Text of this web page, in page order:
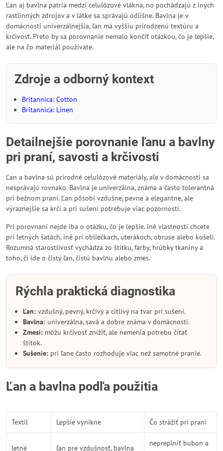
Ľan aj bavlna patria medzi celulózové vlákna, no pochádzajú z iných
rastlinných zdrojov a v látke sa správajú odlišne. Bavlna je v
domácnosti univerzálnejšia, ľan má vyššiu prirodzenú textúru a
krčivosť. Preto by sa porovnanie nemalo končiť otázkou, čo je lepšie,
ale na čo materiál používate.
Zdroje a odborný kontext
Britannica: Cotton
Britannica: Linen
Detailnejšie porovnanie ľanu a bavlny
pri praní, savosti a krčivosti
Ľan a bavlna sú prírodné celulózové materiály, ale v domácnosti sa
nesprávajú rovnako. Bavlna je univerzálna, známa a často tolerantná
pri bežnom praní. Ľan pôsobí vzdušne, pevne a elegantne, ale
výraznejšie sa krčí a pri sušení potrebuje viac pozornosti.
Pri porovnaní nejde iba o otázku, čo je lepšie. Iné vlastnosti chcete
pri letných šatách, iné pri obliečkach, uterákoch, obruse alebo košeli.
Rozumná starostlivosť vychádza zo štítku, farby, hrúbky tkaniny a
toho, či ide o čistý ľan, čistú bavlnu alebo zmes.
Rýchla praktická diagnostika
Ľan: vzdušný, pevný, krčivý a citlivý na tvar pri sušení.
Bavlna: univerzálna, savá a dobre známa v domácnosti.
Zmesi: môžu krčivosť znížiť, ale nemenia potrebu čítať
štítok.
Sušenie: pri ľane často rozhoduje viac než samotné pranie.
Ľan a bavlna podľa použitia
Textil Lepšie vynikne Čo strážiť pri praní
letné ľan pre vzdušnosť, bavlna
nepreplniť bubon a